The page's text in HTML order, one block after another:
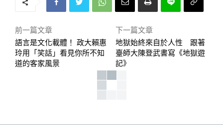
前一篇文章
語言是文化載體！ 政大賴惠
玲用「笑話」看見你所不知
道的客家風景
下一篇文章
地獄始終來自於人性 跟著
臺師大陳登武書寫《地獄遊
記》